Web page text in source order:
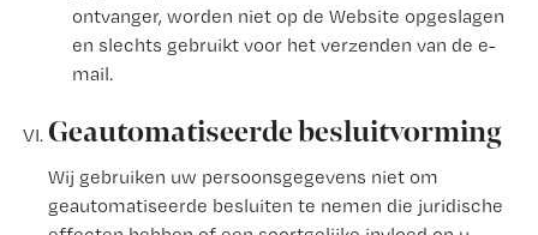
ontvanger, worden niet op de Website opgeslagen
en slechts gebruikt voor het verzenden van de e-
mail.
Geautomatiseerde besluitvorming
Wij gebruiken uw persoonsgegevens niet om
geautomatiseerde besluiten te nemen die juridische